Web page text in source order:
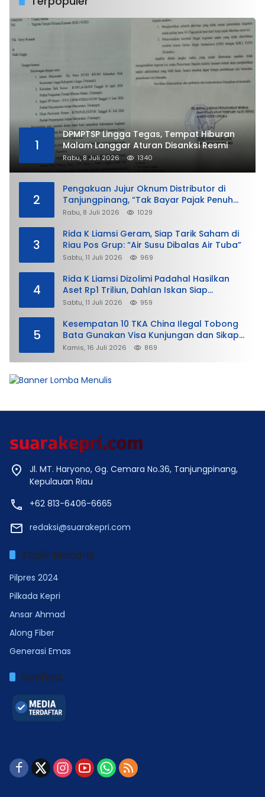
1
DPMPTSP Lingga Tegas, Tempat Hiburan
Malam Langgar Aturan Disanksi Resmi
Rabu, 8 Juli 2026 1340
2
Pengakuan Jujur Oknum Distributor di
Tanjungpinang, “Tak Bayar Pajak Penuh
demi Untung”
Rabu, 8 Juli 2026 1029
3
Rida K Liamsi Geram, Siap Tarik Saham di
Riau Pos Grup: “Air Susu Dibalas Air Tuba”
Sabtu, 11 Juli 2026 969
4
Rida K Liamsi Dizolimi Padahal Hasilkan
Aset Rp1 Triliun, Dahlan Iskan Siap
Membela
Sabtu, 11 Juli 2026 959
5
Kesempatan 10 TKA China Ilegal Tobong
Bata Gunakan Visa Kunjungan dan Sikap
Lunak Ditjen Imigrasi Kepri?
Kamis, 16 Juli 2026 869
Jl. MT. Haryono, Gg. Cemara No.36, Tanjungpinang,
Kepulauan Riau
+62 813-6406-6665
redaksi@suarakepri.com
Topik Menarik
Pilpres 2024
Pilkada Kepri
Ansar Ahmad
Along Fiber
Generasi Emas
Verified